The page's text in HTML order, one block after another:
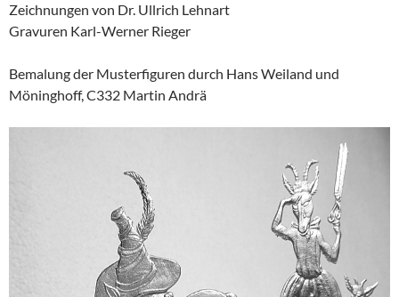
Zeichnungen von Dr. Ullrich Lehnart
Gravuren Karl-Werner Rieger
Bemalung der Musterfiguren durch Hans Weiland und
Möninghoff, C332 Martin Andrä